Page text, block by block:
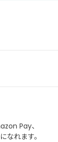
Pay、
なれます。